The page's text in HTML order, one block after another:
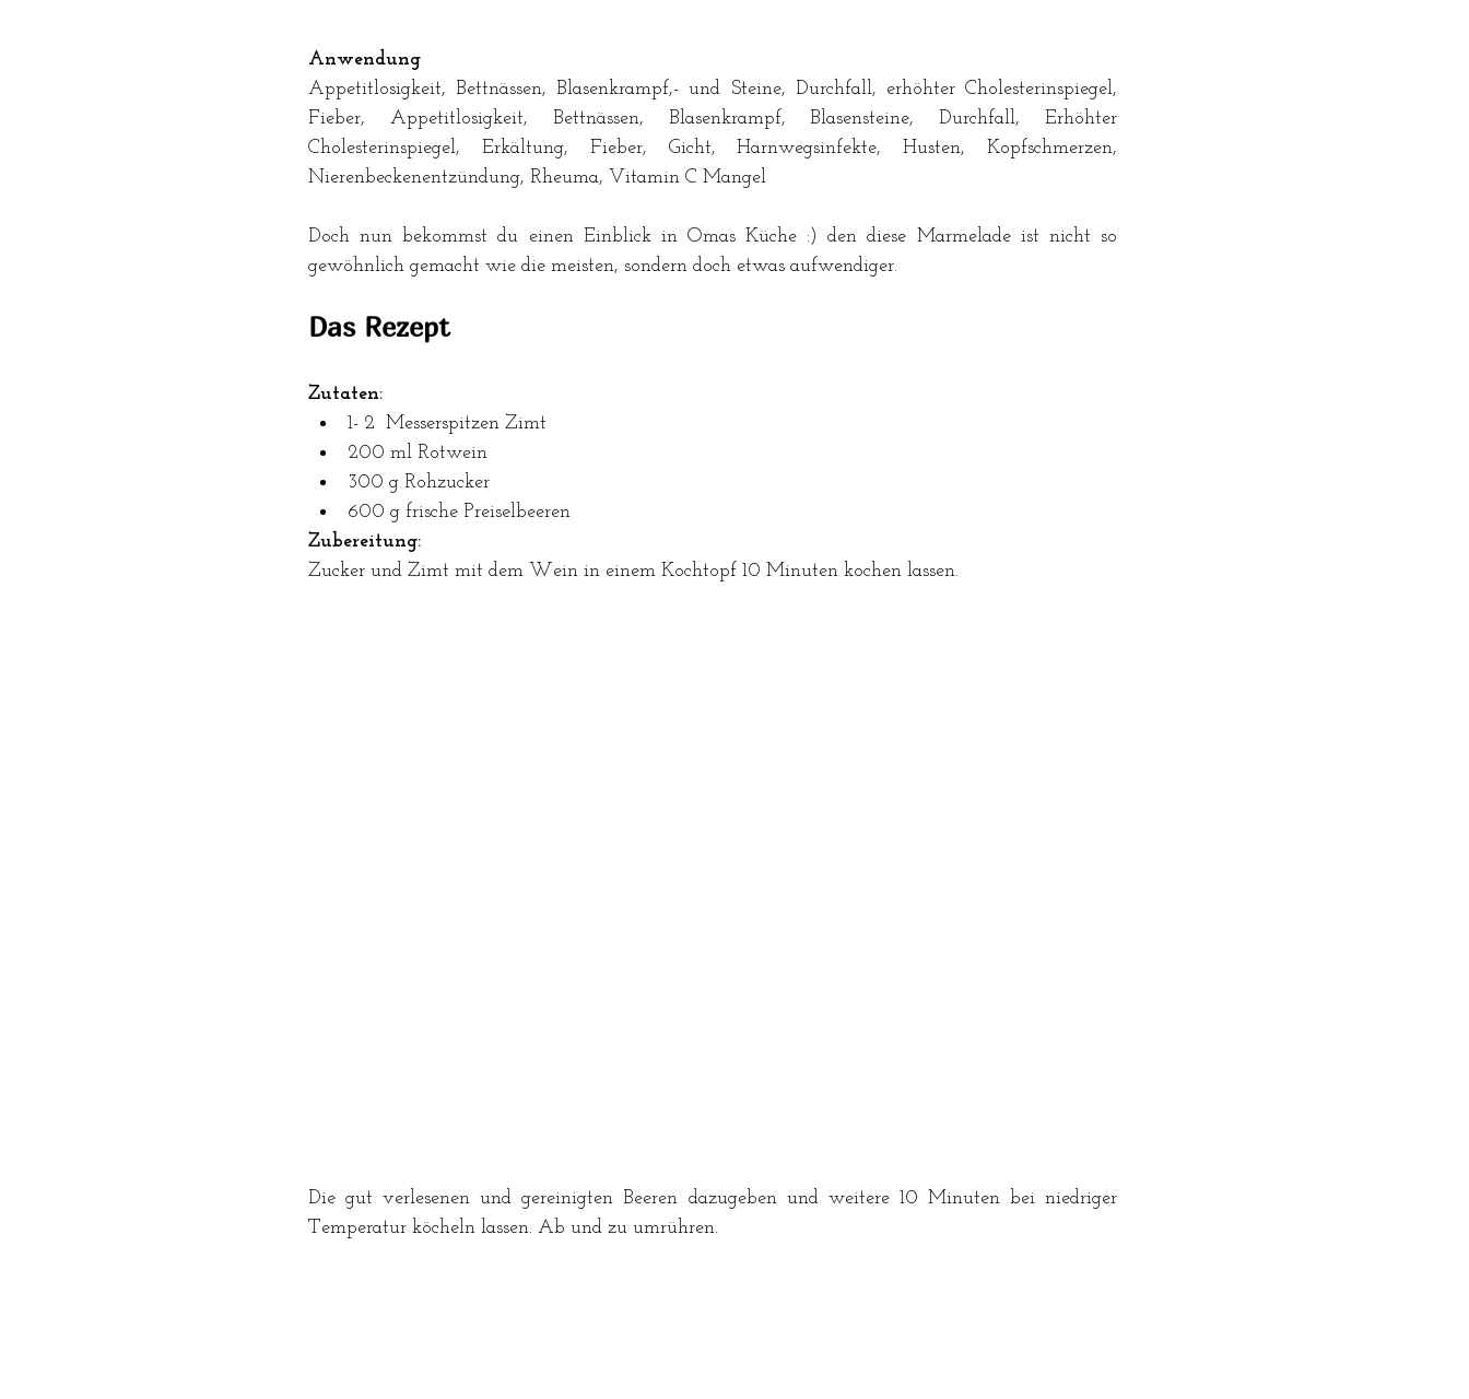
Anwendung
Appetitlosigkeit, Bettnässen, Blasenkrampf,- und Steine, Durchfall, erhöhter Cholesterinspiegel,
Fieber, Appetitlosigkeit, Bettnässen, Blasenkrampf, Blasensteine, Durchfall, Erhöhter
Cholesterinspiegel, Erkältung, Fieber, Gicht, Harnwegsinfekte, Husten, Kopfschmerzen,
Nierenbeckenentzündung, Rheuma, Vitamin C Mangel
Doch nun bekommst du einen Einblick in Omas Küche :) den diese Marmelade ist nicht so
gewöhnlich gemacht wie die meisten, sondern doch etwas aufwendiger.
Das Rezept
Zutaten:
1- 2  Messerspitzen Zimt
200 ml Rotwein
300 g Rohzucker
600 g frische Preiselbeeren
Zubereitung:
Zucker und Zimt mit dem Wein in einem Kochtopf 10 Minuten kochen lassen.
Die gut verlesenen und gereinigten Beeren dazugeben und weitere 10 Minuten bei niedriger
Temperatur köcheln lassen. Ab und zu umrühren.